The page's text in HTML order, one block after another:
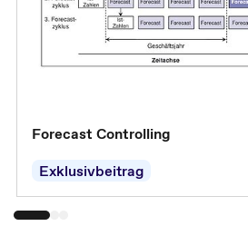
Forecast Controlling
Exklusivbeitrag